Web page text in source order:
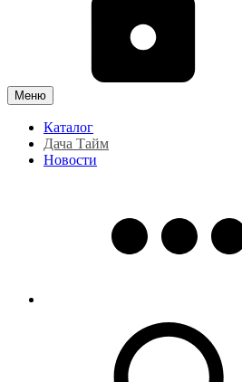
Меню
Каталог
Дача Тайм
Новости